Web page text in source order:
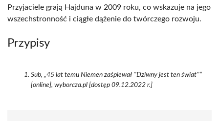
Przyjaciele grają Hajduna w 2009 roku, co wskazuje na jego
wszechstronność i ciągłe dążenie do twórczego rozwoju.
Przypisy
Sub, „45 lat temu Niemen zaśpiewał ''Dziwny jest ten świat''”
[online], wyborcza.pl [dostęp 09.12.2022 r.]